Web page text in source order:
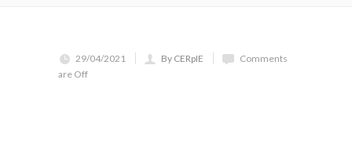
29/04/2021 By CERpIE
Comments
are Off